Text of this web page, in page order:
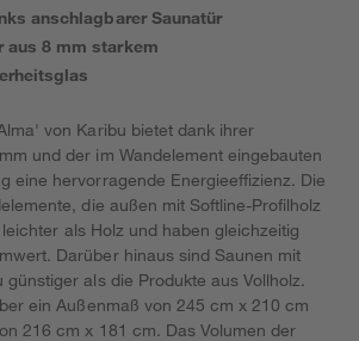
anschlagbarer Saunatür
aus 8 mm starkem
von Karibu bietet dank ihrer
und der im Wandelement eingebauten
eine hervorragende Energieeffizienz. Die
die außen mit Softline-Profilholz
als Holz und haben gleichzeitig
Darüber hinaus sind Saunen mit
günstiger als die Produkte aus Vollholz.
ein Außenmaß von 245 cm x 210 cm
216 cm x 181 cm. Das Volumen der